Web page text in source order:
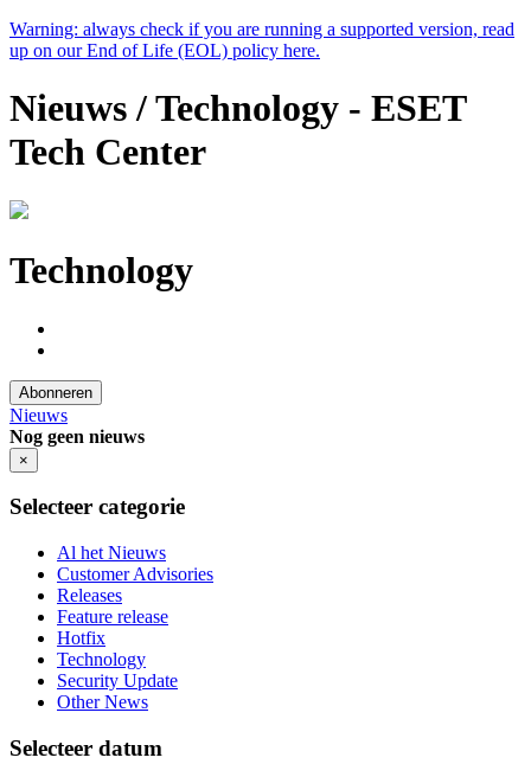
Warning: always check if you are running a supported version, read
up on our End of Life (EOL) policy here.
Nieuws / Technology - ESET
Tech Center
Technology
Abonneren
Nieuws
Nog geen nieuws
×
Selecteer categorie
Al het Nieuws
Customer Advisories
Releases
Feature release
Hotfix
Technology
Security Update
Other News
Selecteer datum